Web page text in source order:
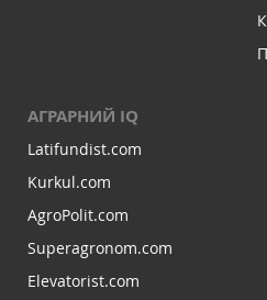
АГРАРНИЙ IQ
Latifundist.com
Kurkul.com
AgroPolit.com
Superagronom.com
Elevatorist.com